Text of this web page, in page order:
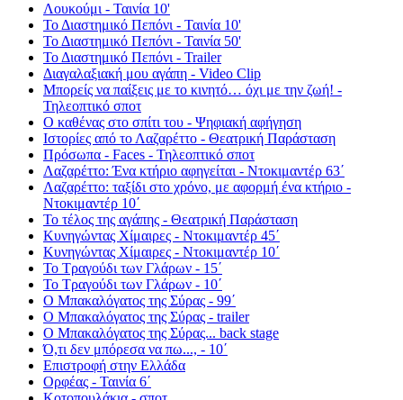
Λουκούμι - Ταινία 10'
Το Διαστημικό Πεπόνι - Ταινία 10'
Το Διαστημικό Πεπόνι - Ταινία 50'
Το Διαστημικό Πεπόνι - Trailer
Διαγαλαξιακή μου αγάπη - Video Clip
Μπορείς να παίξεις με το κινητό… όχι με την ζωή! -
Τηλεοπτικό σποτ
Ο καθένας στο σπίτι του - Ψηφιακή αφήγηση
Ιστορίες από το Λαζαρέττο - Θεατρική Παράσταση
Πρόσωπα - Faces - Τηλεοπτικό σποτ
Λαζαρέττο: Ένα κτήριο αφηγείται - Ντοκιμαντέρ 63΄
Λαζαρέττο: ταξίδι στο χρόνο, με αφορμή ένα κτήριο -
Ντοκιμαντέρ 10΄
Το τέλος της αγάπης - Θεατρική Παράσταση
Κυνηγώντας Χίμαιρες - Ντοκιμαντέρ 45΄
Κυνηγώντας Χίμαιρες - Ντοκιμαντέρ 10΄
Το Τραγούδι των Γλάρων - 15΄
Το Τραγούδι των Γλάρων - 10΄
Ο Μπακαλόγατος της Σύρας - 99΄
Ο Μπακαλόγατος της Σύρας - trailer
Ο Μπακαλόγατος της Σύρας... back stage
Ό,τι δεν μπόρεσα να πω..., - 10΄
Επιστροφή στην Ελλάδα
Ορφέας - Ταινία 6΄